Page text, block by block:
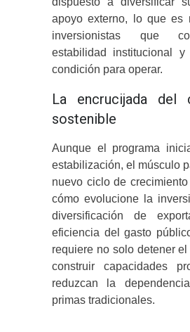
apoyo externo, lo que es
inversionistas que
estabilidad institucional y
condición para operar.
La encrucijada del
sostenible
Aunque el programa
estabilización, el músculo
nuevo ciclo de
cómo evolucione la
diversificación de
eficiencia del gasto
requiere no solo detener
construir capacidades
reduzcan la
primas tradicionales.